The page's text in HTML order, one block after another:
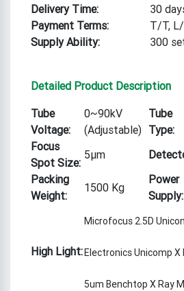
Delivery Time:
30
Payment Terms:
T/T,
Supply Ability:
300
Detailed Product Description
Tube
Voltage:
0~90kV
(Adjustable)
Tube
Type:
Focus
Spot Size:
5μm
Packing
Weight:
1500 Kg
Power
Supply:
High Light:
Microfocus 2.5D
Electronics Unicomp X
5um Benchtop X Ray